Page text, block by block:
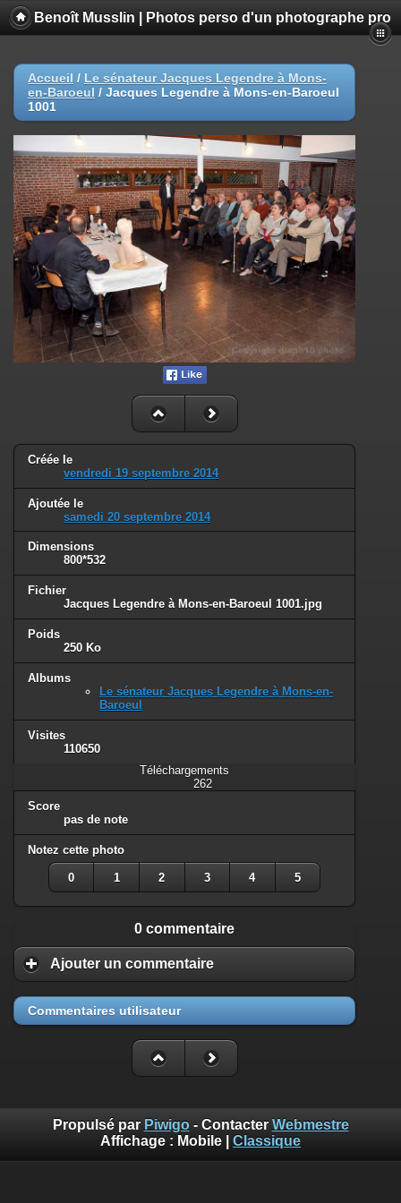
Benoît Musslin | Photos perso d'un photographe pro
Accueil / Le sénateur Jacques Legendre à Mons-
en-Baroeul / Jacques Legendre à Mons-en-Baroeul
1001
Créée le
vendredi 19 septembre 2014
Ajoutée le
samedi 20 septembre 2014
Dimensions
800*532
Fichier
Jacques Legendre à Mons-en-Baroeul 1001.jpg
Poids
250 Ko
Albums
Le sénateur Jacques Legendre à Mons-en-
Baroeul
Visites
110650
Téléchargements
262
Score
pas de note
Notez cette photo
0 1 2 3 4 5
0 commentaire
Ajouter un commentaire
Commentaires utilisateur
Propulsé par Piwigo- Contacter Webmestre
Affichage : Mobile
Classique